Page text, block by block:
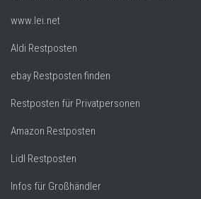
www.lei.net
Aldi Restposten
ebay Restposten finden
Restposten für Privatpersonen
Amazon Restposten
Lidl Restposten
Infos für Großhändler